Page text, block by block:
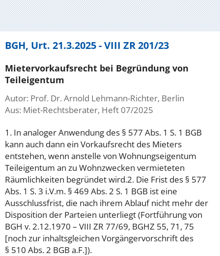
BGH, Urt. 21.3.2025 - VIII ZR 201/23
Mietervorkaufsrecht bei Begründung von
Teileigentum
Autor: Prof. Dr. Arnold Lehmann-Richter, Berlin
Aus: Miet-Rechtsberater, Heft 07/2025
1. In analoger Anwendung des § 577 Abs. 1 S. 1 BGB
kann auch dann ein Vorkaufsrecht des Mieters
entstehen, wenn anstelle von Wohnungseigentum
Teileigentum an zu Wohnzwecken vermieteten
Räumlichkeiten begründet wird.2. Die Frist des § 577
Abs. 1 S. 3 i.V.m. § 469 Abs. 2 S. 1 BGB ist eine
Ausschlussfrist, die nach ihrem Ablauf nicht mehr der
Disposition der Parteien unterliegt (Fortführung von
BGH v. 2.12.1970 – VIII ZR 77/69, BGHZ 55, 71, 75
[noch zur inhaltsgleichen Vorgängervorschrift des
§ 510 Abs. 2 BGB a.F.]).